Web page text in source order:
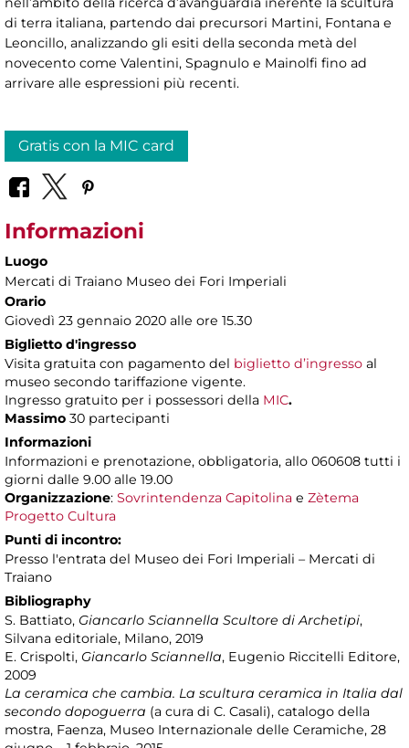
di terra italiana, partendo dai precursori Martini, Fontana e
Leoncillo, analizzando gli esiti della seconda metà del
novecento come Valentini, Spagnulo e Mainolfi fino ad
arrivare alle espressioni più recenti.
Gratis con la MIC card
Informazioni
Luogo
Mercati di Traiano Museo dei Fori Imperiali
Orario
Giovedì 23 gennaio 2020 alle ore 15.30
Biglietto d'ingresso
Visita gratuita con pagamento del biglietto d’ingresso al
museo secondo tariffazione vigente.
Ingresso gratuito per i possessori della MIC.
Massimo 30 partecipanti
Informazioni
Informazioni e prenotazione, obbligatoria, allo 060608 tutti i
giorni dalle 9.00 alle 19.00
Organizzazione: Sovrintendenza Capitolina e Zètema
Progetto Cultura
Punti di incontro:
Presso l'entrata del Museo dei Fori Imperiali – Mercati di
Traiano
Bibliography
S. Battiato, Giancarlo Sciannella Scultore di Archetipi,
Silvana editoriale, Milano, 2019
E. Crispolti, Giancarlo Sciannella, Eugenio Riccitelli Editore,
2009
La ceramica che cambia. La scultura ceramica in Italia dal
secondo dopoguerra (a cura di C. Casali), catalogo della
mostra, Faenza, Museo Internazionale delle Ceramiche, 28